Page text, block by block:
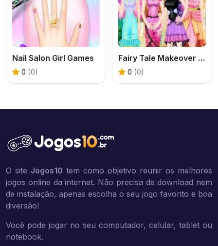
Nail Salon Girl Games
0 (0)
Fairy Tale Makeover Party
0 (0)
O site Jogos10 tem como objetivo reunir os melhores
jogos online da internet. Não precisa de download nem
de instalação, apenas escolha o seu jogo favorito e boa
diversão!
Você pode jogar no seu computador, celular, tablet ou
notebook.